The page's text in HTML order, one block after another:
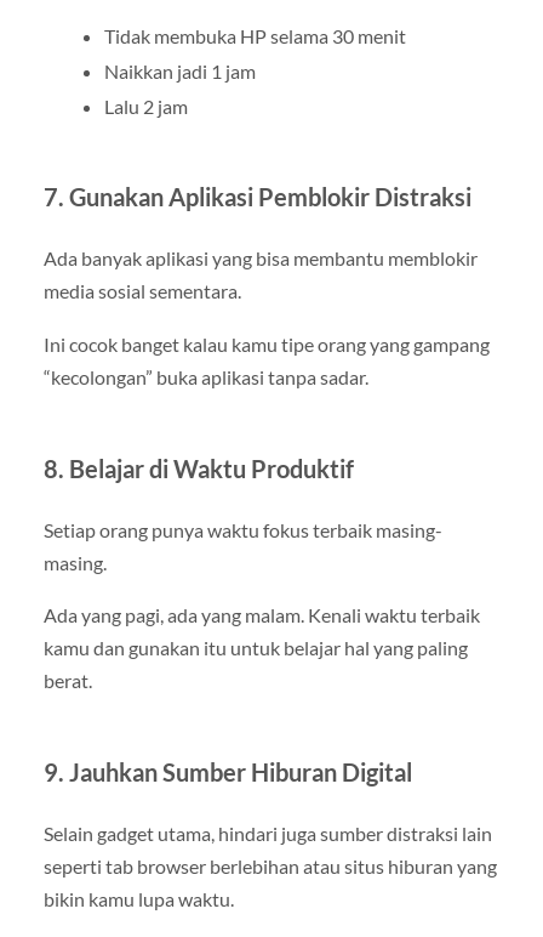
Tidak membuka HP selama 30 menit
Naikkan jadi 1 jam
Lalu 2 jam
7. Gunakan Aplikasi Pemblokir Distraksi
Ada banyak aplikasi yang bisa membantu memblokir
media sosial sementara.
Ini cocok banget kalau kamu tipe orang yang gampang
“kecolongan” buka aplikasi tanpa sadar.
8. Belajar di Waktu Produktif
Setiap orang punya waktu fokus terbaik masing-
masing.
Ada yang pagi, ada yang malam. Kenali waktu terbaik
kamu dan gunakan itu untuk belajar hal yang paling
berat.
9. Jauhkan Sumber Hiburan Digital
Selain gadget utama, hindari juga sumber distraksi lain
seperti tab browser berlebihan atau situs hiburan yang
bikin kamu lupa waktu.